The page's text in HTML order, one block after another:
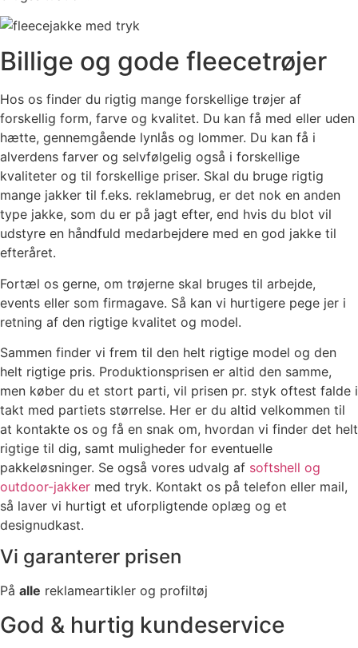
Billige og gode fleecetrøjer
Hos os finder du rigtig mange forskellige trøjer af
forskellig form, farve og kvalitet. Du kan få med eller uden
hætte, gennemgående lynlås og lommer. Du kan få i
alverdens farver og selvfølgelig også i forskellige
kvaliteter og til forskellige priser. Skal du bruge rigtig
mange jakker til f.eks. reklamebrug, er det nok en anden
type jakke, som du er på jagt efter, end hvis du blot vil
udstyre en håndfuld medarbejdere med en god jakke til
efteråret.
Fortæl os gerne, om trøjerne skal bruges til arbejde,
events eller som firmagave. Så kan vi hurtigere pege jer i
retning af den rigtige kvalitet og model.
Sammen finder vi frem til den helt rigtige model og den
helt rigtige pris. Produktionsprisen er altid den samme,
men køber du et stort parti, vil prisen pr. styk oftest falde i
takt med partiets størrelse. Her er du altid velkommen til
at kontakte os og få en snak om, hvordan vi finder det helt
rigtige til dig, samt muligheder for eventuelle
pakkeløsninger. Se også vores udvalg af softshell og
outdoor-jakker med tryk. Kontakt os på telefon eller mail,
så laver vi hurtigt et uforpligtende oplæg og et
designudkast.
Vi garanterer prisen
På alle reklameartikler og profiltøj
God & hurtig kundeservice